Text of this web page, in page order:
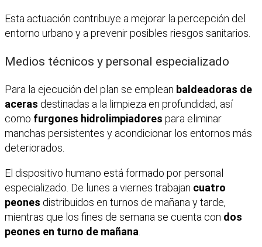
Esta actuación contribuye a mejorar la percepción del
entorno urbano y a prevenir posibles riesgos sanitarios.
Medios técnicos y personal especializado
Para la ejecución del plan se emplean baldeadoras de
aceras destinadas a la limpieza en profundidad, así
como furgones hidrolimpiadores para eliminar
manchas persistentes y acondicionar los entornos más
deteriorados.
El dispositivo humano está formado por personal
especializado. De lunes a viernes trabajan cuatro
peones distribuidos en turnos de mañana y tarde,
mientras que los fines de semana se cuenta con dos
peones en turno de mañana